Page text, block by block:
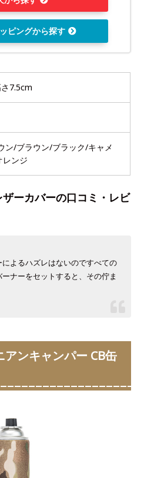
ピングから探す
7.5cm
ン/ブラウン/ブラック/キャメ
レンジ
ーカバーの口コミ・レビ
よるハズレはないのですべての
ナーをセットすると、その佇ま
ンキャンパー CB缶